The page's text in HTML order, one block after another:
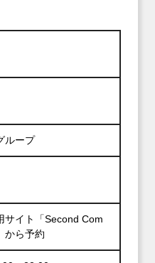
ループ
サイト「Second Com
から予約